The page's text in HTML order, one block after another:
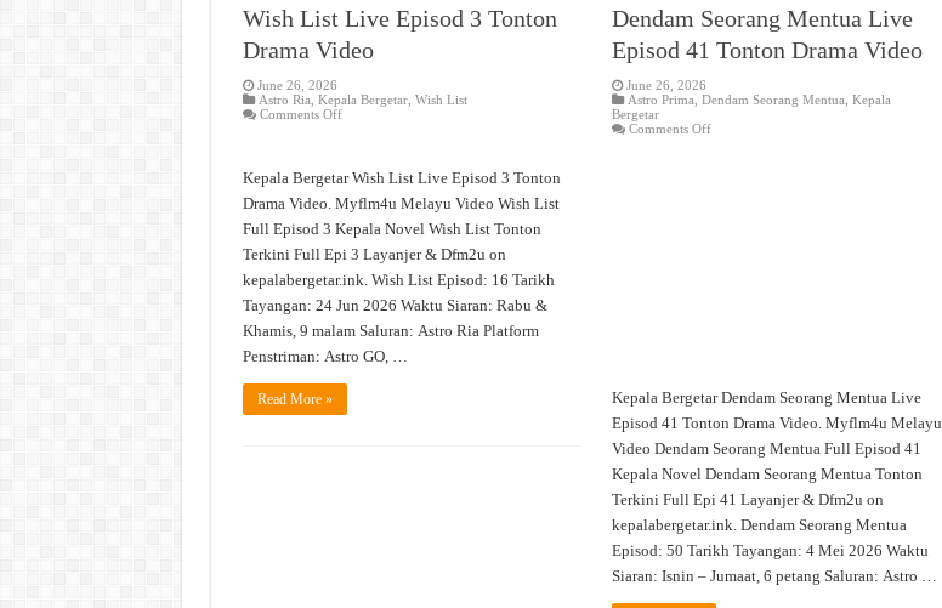
Wish List Live Episod 3 Tonton
Drama Video
June 26, 2026
Astro Ria Kepala Bergetar, Wish List
Comments Offon
Episod
3
Tonton
Drama
Video
Kepala Bergetar Wish List Live Episod 3 Tonton
Drama Video. Myflm4u Melayu Video Wish List
Full Episod 3 Kepala Novel Wish List Tonton
Terkini Full Epi 3 Layanjer & Dfm2u on
kepalabergetar.ink. Wish List Episod: 16 Tarikh
Tayangan: 24 Jun 2026 Waktu Siaran: Rabu &
Khamis, 9 malam Saluran: Astro Ria Platform
Penstriman: Astro GO, …
Read More »
Dendam Seorang Mentua Live
Episod 41 Tonton Drama Video
June 26, 2026
Astro Prima ,Dendam Seorang Mentua ,Kepala
Bergetar
Comments Offon
Kepala Bergetar Dendam Seorang Mentua Live
Episod 41 Tonton Drama Video. Myflm4u Melayu
Video Dendam Seorang Mentua Full Episod 41
Kepala Novel Dendam Seorang Mentua Tonton
Terkini Full Epi 41 Layanjer & Dfm2u on
kepalabergetar.ink. Dendam Seorang Mentua
Episod: 50 Tarikh Tayangan: 4 Mei 2026 Waktu
Siaran: Isnin – Jumaat, 6 petang Saluran: Astro …